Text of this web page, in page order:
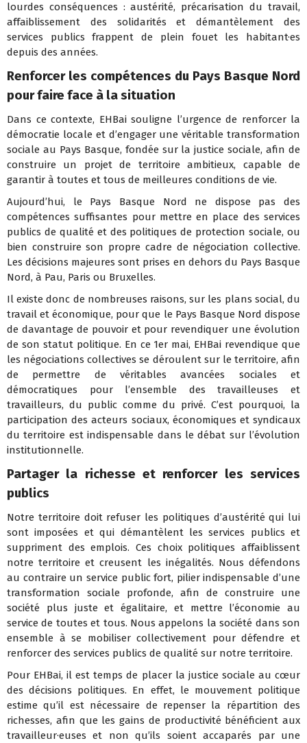
lourdes conséquences : austérité, précarisation du travail,
affaiblissement des solidarités et démantèlement des
services publics frappent de plein fouet les habitant·es
depuis des années.
Renforcer les compétences du Pays Basque Nord
pour faire face à la situation
Dans ce contexte, EHBai souligne l’urgence de renforcer la
démocratie locale et d’engager une véritable transformation
sociale au Pays Basque, fondée sur la justice sociale, afin de
construire un projet de territoire ambitieux, capable de
garantir à toutes et tous de meilleures conditions de vie.
Aujourd’hui, le Pays Basque Nord ne dispose pas des
compétences suffisantes pour mettre en place des services
publics de qualité et des politiques de protection sociale, ou
bien construire son propre cadre de négociation collective.
Les décisions majeures sont prises en dehors du Pays Basque
Nord, à Pau, Paris ou Bruxelles.
Il existe donc de nombreuses raisons, sur les plans social, du
travail et économique, pour que le Pays Basque Nord dispose
de davantage de pouvoir et pour revendiquer une évolution
de son statut politique. En ce 1er mai, EHBai revendique que
les négociations collectives se déroulent sur le territoire, afin
de permettre de véritables avancées sociales et
démocratiques pour l’ensemble des travailleuses et
travailleurs, du public comme du privé. C’est pourquoi, la
participation des acteurs sociaux, économiques et syndicaux
du territoire est indispensable dans le débat sur l’évolution
institutionnelle.
Partager la richesse et renforcer les services
publics
Notre territoire doit refuser les politiques d’austérité qui lui
sont imposées et qui démantèlent les services publics et
suppriment des emplois. Ces choix politiques affaiblissent
notre territoire et creusent les inégalités. Nous défendons
au contraire un service public fort, pilier indispensable d’une
transformation sociale profonde, afin de construire une
société plus juste et égalitaire, et mettre l’économie au
service de toutes et tous. Nous appelons la société dans son
ensemble à se mobiliser collectivement pour défendre et
renforcer des services publics de qualité sur notre territoire.
Pour EHBai, il est temps de placer la justice sociale au cœur
des décisions politiques. En effet, le mouvement politique
estime qu’il est nécessaire de repenser la répartition des
richesses, afin que les gains de productivité bénéficient aux
travailleur·euses et non qu’ils soient accaparés par une